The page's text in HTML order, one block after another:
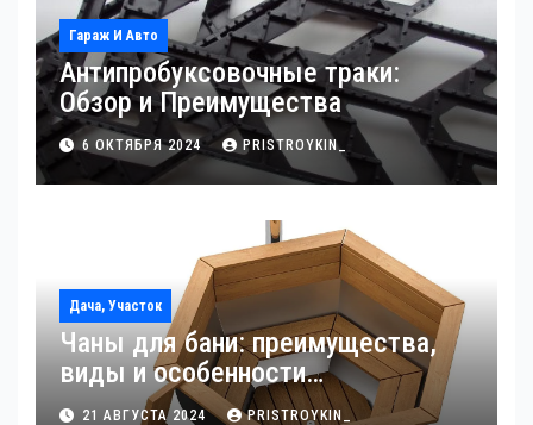
Гараж И Авто
Антипробуксовочные траки:
Обзор и Преимущества
6 ОКТЯБРЯ 2024 PRISTROYKIN_
Дача, Участок
Чаны для бани: преимущества,
виды и особенности
использования
21 АВГУСТА 2024 PRISTROYKIN_